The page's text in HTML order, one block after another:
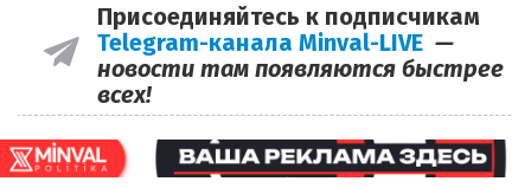
Присоединяйтесь к подписчикам
Telegram-канала Minval-LIVE —
новости там появляются быстрее
всех!